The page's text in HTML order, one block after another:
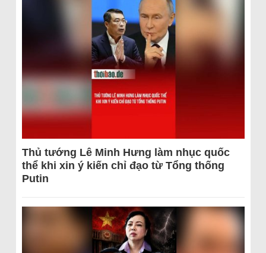
Thủ tướng Lê Minh Hưng làm nhục quốc
thể khi xin ý kiến chỉ đạo từ Tổng thống
Putin